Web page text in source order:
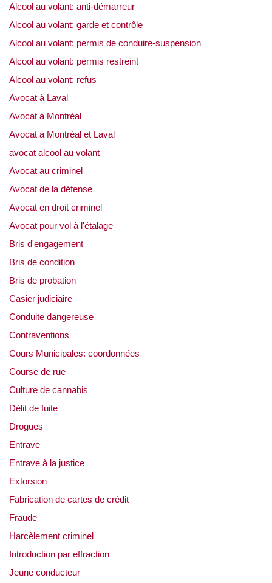
Alcool au volant: anti-démarreur
Alcool au volant: garde et contrôle
Alcool au volant: permis de conduire-suspension
Alcool au volant: permis restreint
Alcool au volant: refus
Avocat à Laval
Avocat à Montréal
Avocat à Montréal et Laval
avocat alcool au volant
Avocat au criminel
Avocat de la défense
Avocat en droit criminel
Avocat pour vol à l'étalage
Bris d'engagement
Bris de condition
Bris de probation
Casier judiciaire
Conduite dangereuse
Contraventions
Cours Municipales: coordonnées
Course de rue
Culture de cannabis
Délit de fuite
Drogues
Entrave
Entrave à la justice
Extorsion
Fabrication de cartes de crédit
Fraude
Harcèlement criminel
Introduction par effraction
Jeune conducteur